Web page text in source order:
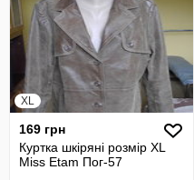
XL
169 грн
Куртка шкіряні розмір XL
Miss Etam Пог-57